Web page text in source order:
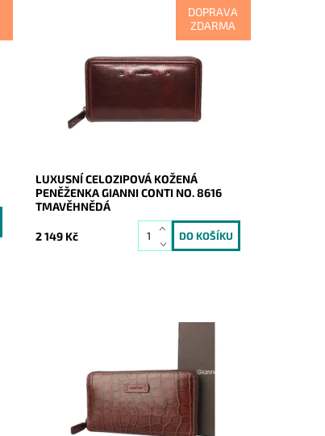
DOPRAVA
ZDARMA
Dopřejte si a svým financím luxus
v prvotřídní kvalitě tmavěhnědé
celozipové peněženky Gianni Conti.
Jednou vyzkoušíte a již nikdy nebudete...
Dostupnost:
Značka:
LUXUSNÍ CELOZIPOVÁ KOŽENÁ
PENĚŽENKA GIANNI CONTI NO. 8616
TMAVĚHNĚDÁ
2 149 Kč
Celozipová tmavěhnědá peněženka
nejvyšší kvality italské prvotřídní značky
Gianni Conti.
Dostupnost:
Skladem
20791
Značka:
Gianni Conti